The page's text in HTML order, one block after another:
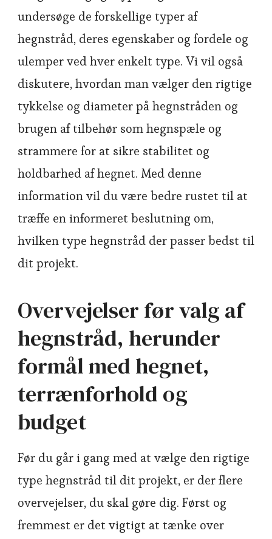
undersøge de forskellige typer af
hegnstråd, deres egenskaber og fordele og
ulemper ved hver enkelt type. Vi vil også
diskutere, hvordan man vælger den rigtige
tykkelse og diameter på hegnstråden og
brugen af tilbehør som hegnspæle og
strammere for at sikre stabilitet og
holdbarhed af hegnet. Med denne
information vil du være bedre rustet til at
træffe en informeret beslutning om,
hvilken type hegnstråd der passer bedst til
dit projekt.
Overvejelser før valg af
hegnstråd, herunder
formål med hegnet,
terrænforhold og
budget
Før du går i gang med at vælge den rigtige
type hegnstråd til dit projekt, er der flere
overvejelser, du skal gøre dig. Først og
fremmest er det vigtigt at tænke over